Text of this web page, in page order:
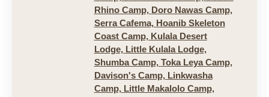
Rhino Camp, Doro Nawas Camp,
Serra Cafema, Hoanib Skeleton
Coast Camp, Kulala Desert
Lodge, Little Kulala Lodge,
Shumba Camp, Toka Leya Camp,
Davison's Camp, Linkwasha
Camp, Little Makalolo Camp,